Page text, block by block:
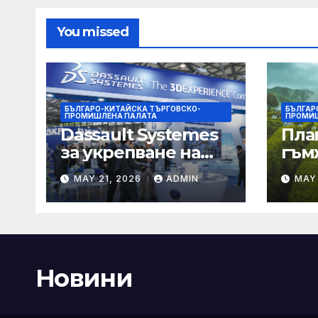
външните работи
на ЕС във формат
„Гимних“ на 30
август 2025 г. в
Копенхаген
You missed
БЪЛГАРО-КИТАЙСКА ТЪРГОВСКО-
ПРОМИШЛЕНА ПАЛАТА
Dassault Systemes
за укрепване на
изграждането на
AI екосистема в
Китай
MAY 21, 2026 ADMIN
Новини